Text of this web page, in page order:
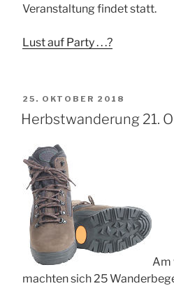
Veranstaltung findet statt.
Lust auf Party . . .?
VERÖFFENTLICHT
AM
25. OKTOBER 2018
Herbstwanderung 21.
Am
machten sich 25